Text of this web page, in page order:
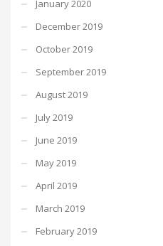
January 2020
December 2019
October 2019
September 2019
August 2019
July 2019
June 2019
May 2019
April 2019
March 2019
February 2019